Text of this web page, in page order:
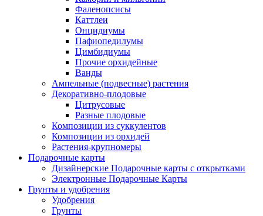
Фаленопсисы
Каттлеи
Онцидиумы
Пафиопедилумы
Цимбидиумы
Прочие орхидейные
Ванды
Ампельные (подвесные) растения
Декоративно-плодовые
Цитрусовые
Разные плодовые
Композиции из суккулентов
Композиции из орхидей
Растения-крупномеры
Подарочные карты
Дизайнерские Подарочные карты с открытками
Электронные Подарочные Карты
Грунты и удобрения
Удобрения
Грунты